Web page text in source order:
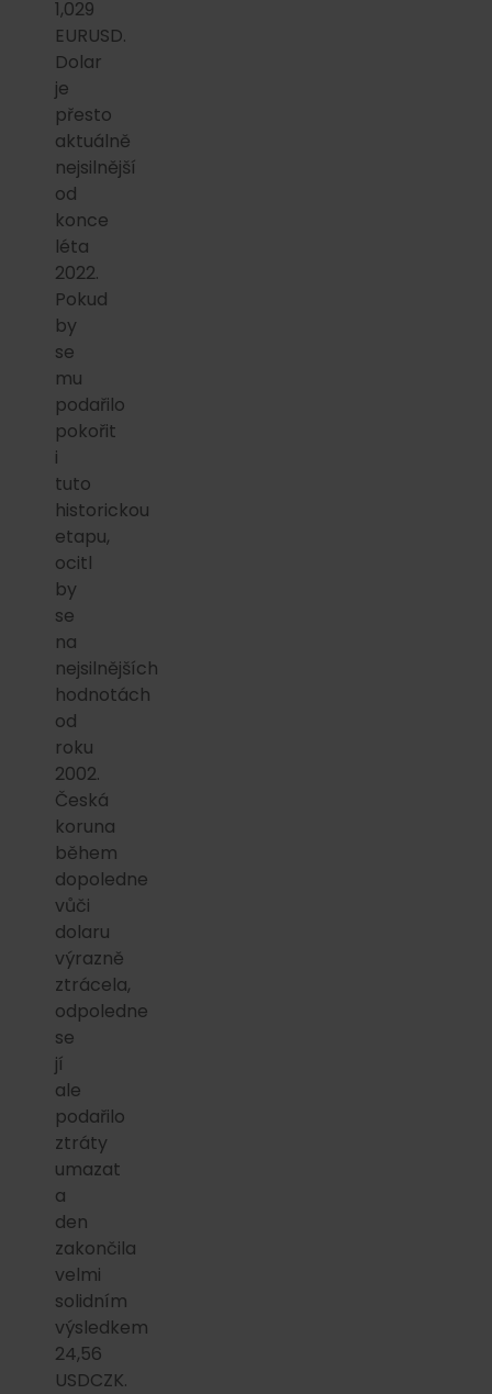
1,029
EURUSD.
Dolar
je
přesto
aktuálně
nejsilnější
od
konce
léta
2022.
Pokud
by
se
mu
podařilo
pokořit
i
tuto
historickou
etapu,
ocitl
by
se
na
nejsilnějších
hodnotách
od
roku
2002.
Česká
koruna
během
dopoledne
vůči
dolaru
výrazně
ztrácela,
odpoledne
se
jí
ale
podařilo
ztráty
umazat
a
den
zakončila
velmi
solidním
výsledkem
24,56
USDCZK.